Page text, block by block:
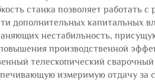
станка позволяет работать
дополнительных капитальных
нестабильность,
производственной
телескопический
измеримую отдачу за